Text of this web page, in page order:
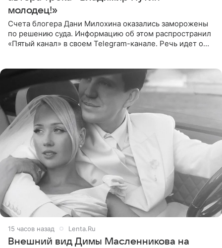
молодец!»
Счета блогера Дани Милохина оказались заморожены
по решению суда. Информацию об этом распространил
«Пятый канал» в своем Telegram-канале. Речь идет о
15 часов назад Lenta.Ru
Внешний вид Димы Масленникова на